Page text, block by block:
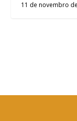
11 de novembro